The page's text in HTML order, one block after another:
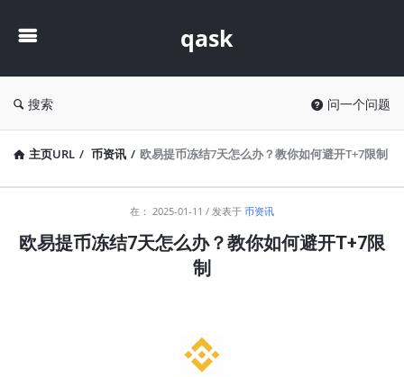
qask
搜索 问一个问题
主页URL / 币资讯 / 欧易提币冻结7天怎么办？教你如何避开T+7限制
最
在： 2025-01-11 发表于 币资讯
欧易提币冻结7天怎么办？教你如何避开T+7限
制